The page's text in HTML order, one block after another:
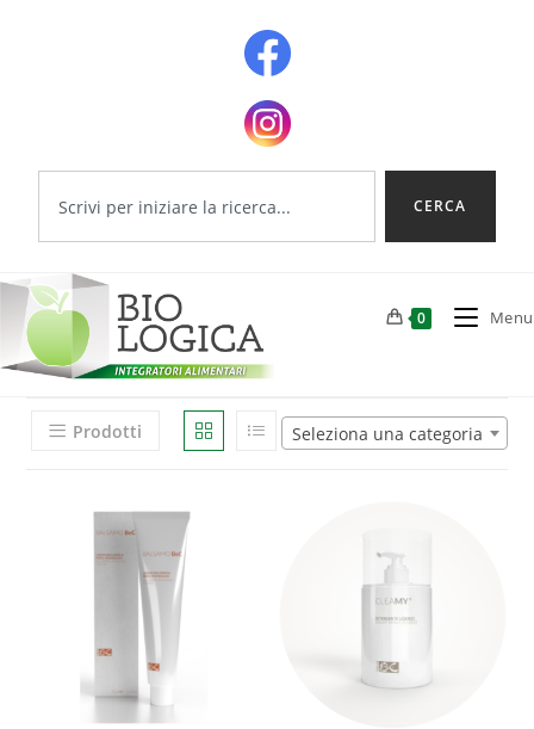
CERCA
0 Menu
Seleziona una categoria
Prodotti